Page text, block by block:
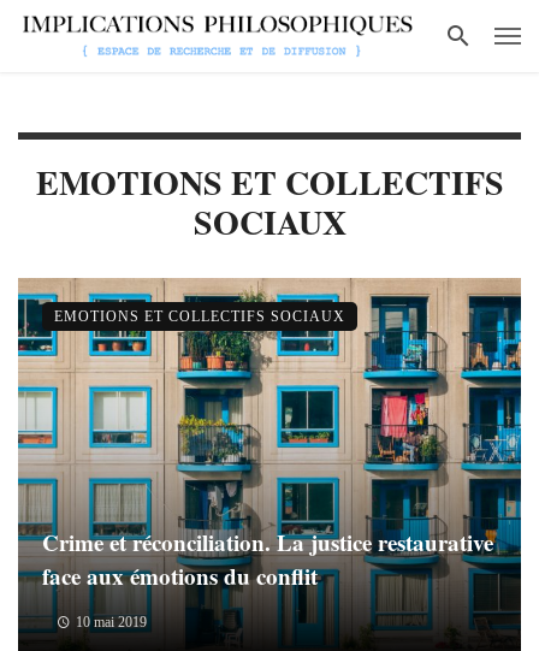
EMOTIONS ET COLLECTIFS
SOCIAUX
Crime et réconciliation. La justice restaurative
face aux émotions du conflit
10 mai 2019
EMOTIONS ET COLLECTIFS SOCIAUX